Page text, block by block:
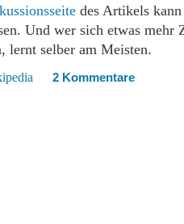
des Artikels
Und wer sich etwas mehr
lernt selber am Meisten.
2 Kommentare